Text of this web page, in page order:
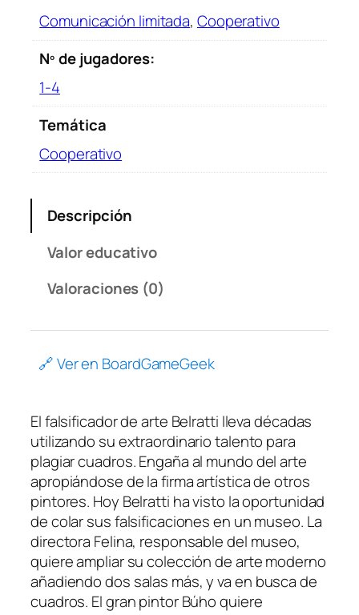
Comunicación limitada, Cooperativo
Nº de jugadores:
1-4
Temática
Cooperativo
Descripción
Valor educativo
Valoraciones (0)
🔗 Ver en BoardGameGeek
El falsificador de arte Belratti lleva décadas
utilizando su extraordinario talento para
plagiar cuadros. Engaña al mundo del arte
apropiándose de la firma artística de otros
pintores. Hoy Belratti ha visto la oportunidad
de colar sus falsificaciones en un museo. La
directora Felina, responsable del museo,
quiere ampliar su colección de arte moderno
añadiendo dos salas más, y va en busca de
cuadros. El gran pintor Búho quiere